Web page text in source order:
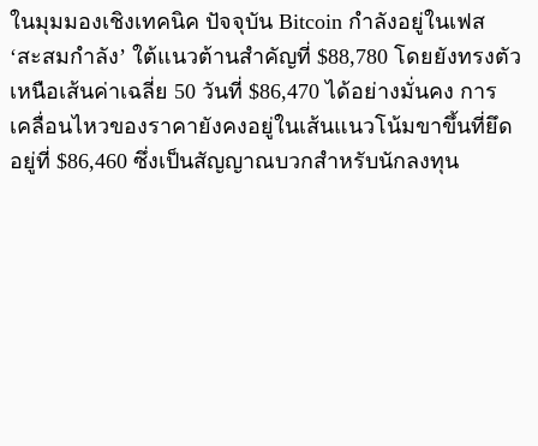
ในมุมมองเชิงเทคนิค ปัจจุบัน Bitcoin กำลังอยู่ในเฟส
‘สะสมกำลัง’ ใต้แนวต้านสำคัญที่ $88,780 โดยยังทรงตัว
เหนือเส้นค่าเฉลี่ย 50 วันที่ $86,470 ได้อย่างมั่นคง การ
เคลื่อนไหวของราคายังคงอยู่ในเส้นแนวโน้มขาขึ้นที่ยึด
อยู่ที่ $86,460 ซึ่งเป็นสัญญาณบวกสำหรับนักลงทุน